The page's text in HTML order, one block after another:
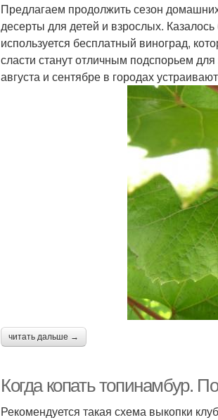
Предлагаем продолжить сезон
десерты для детей и взрослых.
используется бесплатный виноград,
сласти станут отличным подспорьем
августа и сентябре в городах
читать дальше →
Когда копать топинамбур.
Рекомендуется такая схема выкопки